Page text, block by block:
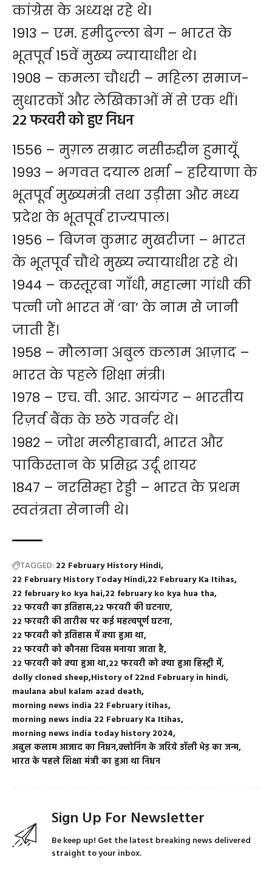
कांग्रेस के अध्यक्ष रहे थे।
1913 – एम. हमीदुल्ला बेग – भारत के
भूतपूर्व 15वें मुख्य न्यायाधीश थे।
1908 – कमला चौधरी – महिला समाज-
सुधारकों और लेखिकाओं में से एक थीं।
22 फरवरी को हुए निधन
1556 – मुग़ल सम्राट नसीरुद्दीन हुमायूँ
1993 – भगवत दयाल शर्मा – हरियाणा के
भूतपूर्व मुख्यमंत्री तथा उड़ीसा और मध्य
प्रदेश के भूतपूर्व राज्यपाल।
1956 – बिजन कुमार मुखरीजा – भारत
के भूतपूर्व चौथे मुख्य न्यायाधीश रहे थे।
1944 – कस्तूरबा गाँधी, महात्मा गांधी की
पत्नी जो भारत में ‘बा’ के नाम से जानी
जाती हैं।
1958 – मौलाना अबुल कलाम आज़ाद –
भारत के पहले शिक्षा मंत्री।
1978 – एच. वी. आर. आयंगर – भारतीय
रिज़र्व बैंक के छठे गवर्नर थे।
1982 – जोश मलीहाबादी, भारत और
पाकिस्तान के प्रसिद्ध उर्दू शायर
1847 – नरसिम्हा रेड्डी – भारत के प्रथम
स्वतंत्रता सेनानी थे।
TAGGED: 22 February History Hindi
22 February History Today Hindi 22 February Ka Itihas
22 february ko kya hai 22 february ko kya hua tha
22 फरवरी का इतिहास 22 फरवरी की घटनाए
22 फरवरी की तारीख पर कई महत्‍वपूर्ण घटना
22 फरवरी को इतिहास में क्या हुआ था
22 फरवरी को कौनसा दिवस मनाया जाता है
22 फरवरी को क्या हुआ था 22 फरवरी को क्या हुआ हिस्ट्री में
dolly cloned sheep History of 22nd February in hindi
maulana abul kalam azad death
morning news india 22 February itihas
morning news india 22 February Ka Itihas
morning news india today history 2024
अबुल कलाम आजाद का निधनक्लोनिंग के जरिये डॉली भेड़ का जन्म
भारत के पहले शिक्षा मंत्री का हुआ था निधन
Sign Up For Newsletter
Be keep up! Get the latest breaking news delivered
straight to your inbox.